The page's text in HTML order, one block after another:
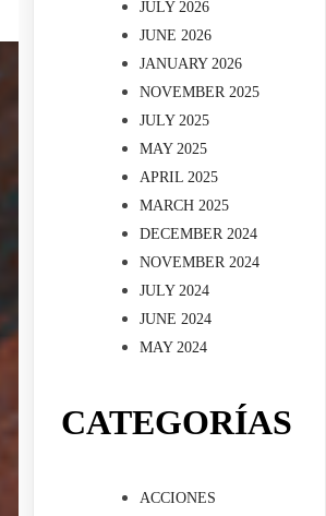
JULY 2026
JUNE 2026
JANUARY 2026
NOVEMBER 2025
JULY 2025
MAY 2025
APRIL 2025
MARCH 2025
DECEMBER 2024
NOVEMBER 2024
JULY 2024
JUNE 2024
MAY 2024
CATEGORÍAS
ACCIONES